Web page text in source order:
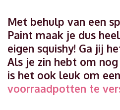
Met behulp van een
Paint maak je dus
eigen squishy! Ga jij
Als je zin hebt om
is het ook leuk om
voorraadpotten te